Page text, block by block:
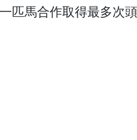
匹馬合作取得最多次頭